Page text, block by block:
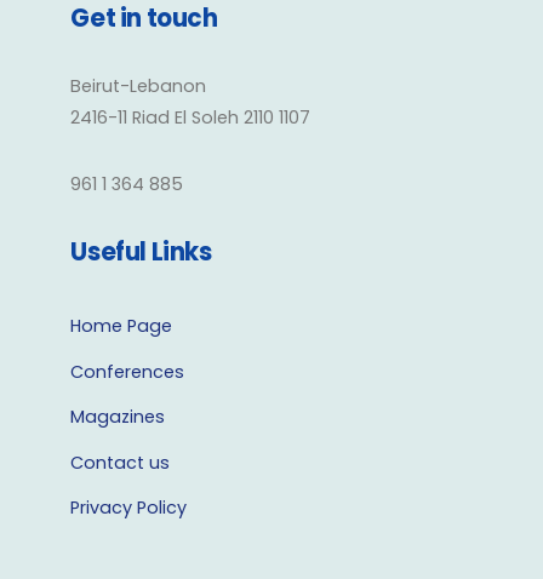
Get in touch
Beirut-Lebanon
2416-11 Riad El Soleh 2110 1107
961 1 364 885
Useful Links
Home Page
Conferences
Magazines
Contact us
Privacy Policy